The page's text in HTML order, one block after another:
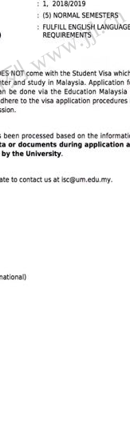
www.jjl.cn